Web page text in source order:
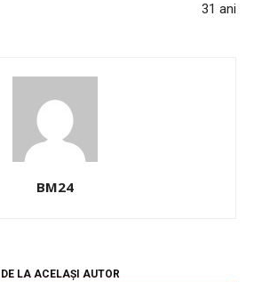
31 ani
BM24
DE LA ACELAȘI AUTOR